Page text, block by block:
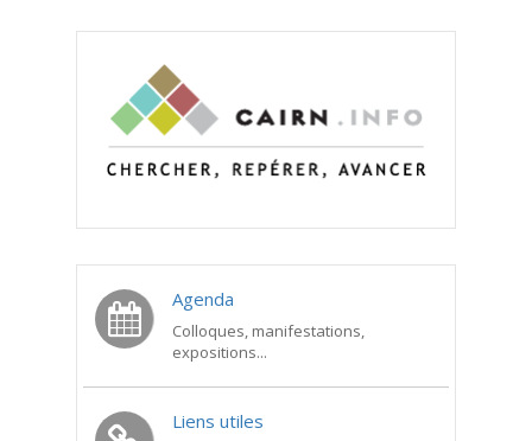
Agenda
Colloques, manifestations,
expositions...
Liens utiles